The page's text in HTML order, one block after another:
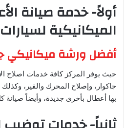
أولاً- خدمة صيانة
الميكانيكية
أفضل ورشة ميكانيكي
حيث يوفر المركز كافة خدمات اصلاح
جاكوار، وإصلاح المحرك والقير، وكذلك
بها أعطال بأخرى جديدة، وأيضاً صيانة